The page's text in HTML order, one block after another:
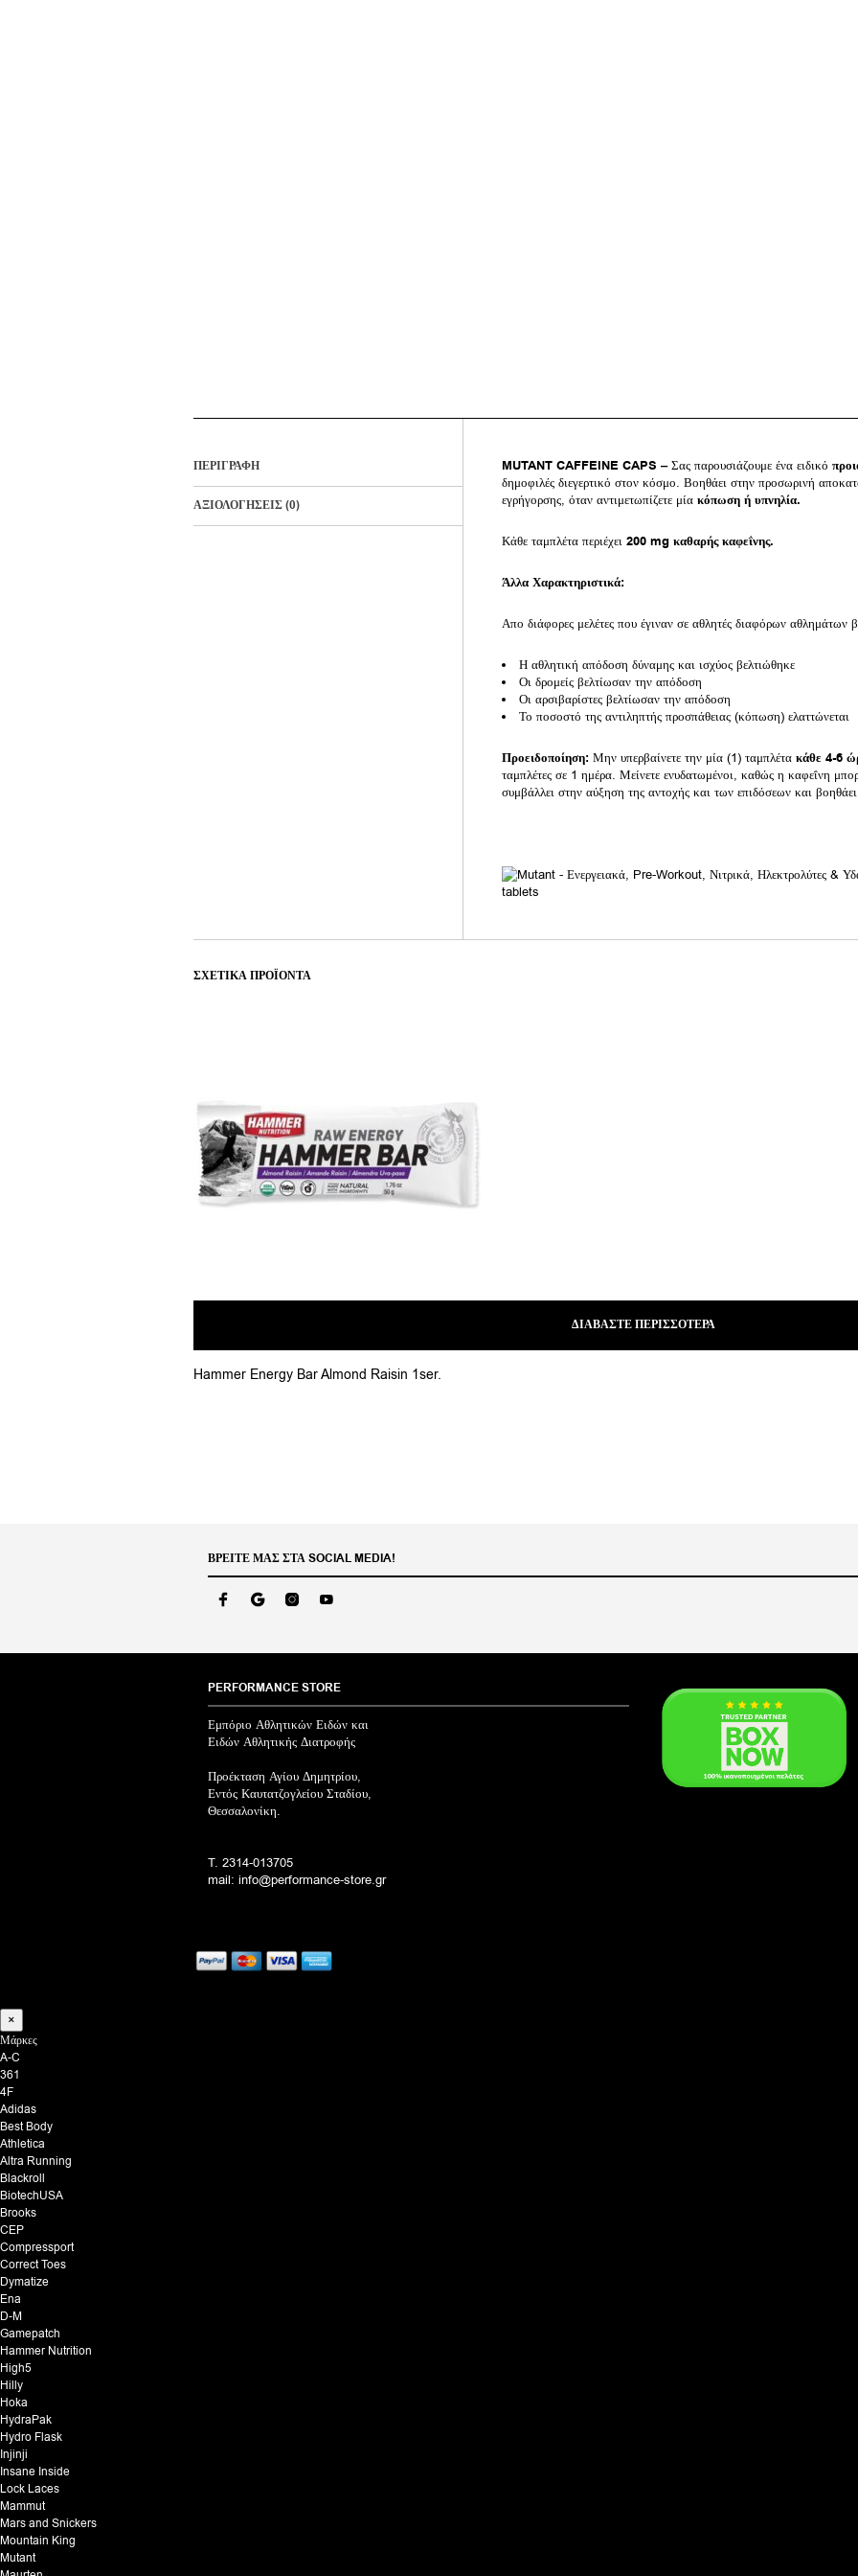
ΠΕΡΙΓΡΑΦΉ
ΑΞΙΟΛΟΓΉΣΕΙΣ (0)
MUTANT CAFFEINE CAPS –Σας παρουσιάζουμε ένα ειδικό
δημοφιλές διεγερτικό στον κόσμο. Βοηθάει στην προσωρινή
εγρήγορσης, όταν αντιμετωπίζετε μία κόπωση ή υπνηλία.
Κάθε ταμπλέτα περιέχει 200 mg καθαρής καφεΐνης.
Άλλα Χαρακτηριστικά:
Απο διάφορες μελέτες που έγιναν σε αθλητές διαφόρων αθλημάτων
Η αθλητική απόδοση δύναμης και ισχύος βελτιώθηκε
Οι δρομείς βελτίωσαν την απόδοση
Οι αρσιβαρίστες βελτίωσαν την απόδοση
Το ποσοστό της αντιληπτής προσπάθειας (κόπωση) ελαττώνεται
Προειδοποίηση: Μην υπερβαίνετε την μία (1) ταμπλέτα κάθε 4-6
ταμπλέτες σε 1 ημέρα. Μείνετε ενυδατωμένοι, καθώς η καφεΐνη
συμβάλλει στην αύξηση της αντοχής και των επιδόσεων και
ΣΧΕΤΙΚΆ ΠΡΟΪΌΝΤΑ
ΔΙΑΒΆΣΤΕ ΠΕΡΙΣΣΌΤΕΡΑ
Hammer Energy Bar Almond Raisin 1ser.
ΒΡΕΊΤΕ ΜΑΣ ΣΤΑ SOCIAL MEDIA!
PERFORMANCE STORE
Εμπόριο Αθλητικών Ειδών και
Ειδών Αθλητικής Διατροφής
Προέκταση Αγίου Δημητρίου,
Εντός Καυτατζογλείου Σταδίου,
Θεσσαλονίκη.
T. 2314-013705
mail: info@performance-store.gr
×
Μάρκες
A-C
361
4F
Adidas
Best Body
Athletica
Altra Running
Blackroll
BiotechUSA
Brooks
CEP
Compressport
Correct Toes
Dymatize
Ena
D-M
Gamepatch
Hammer Nutrition
High5
Hilly
Hoka
HydraPak
Hydro Flask
Injinji
Insane Inside
Lock Laces
Mammut
Mars and Snickers
Mountain King
Mutant